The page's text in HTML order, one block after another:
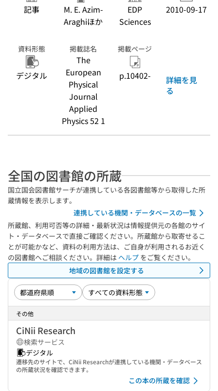
記事
M. E. Azim-
Araghiほか
EDP
Sciences
2010-09-17
資料形態
デジタル
掲載誌名
The
European
Physical
Journal
Applied
Physics 52 1
掲載ページ
p.10402-
詳細を見
る
全国の図書館の所蔵
国立国会図書館サーチが連携している各図書館等から取得した所
蔵情報を表示します。
連携している機関・データベースの一覧
所蔵館、利用可否等の詳細・最新状況は情報提供元の各館のサイ
ト・データベースで直接ご確認ください。所蔵館から取寄せるこ
とが可能かなど、資料の利用方法は、ご自身が利用されるお近く
の図書館へご相談ください。詳細は ヘルプ をご覧ください。
地域の図書館を設定する
その他
CiNii Research
検索サービス
デジタル
遷移先のサイトで、CiNii Researchが連携している機関・データベース
の所蔵状況を確認できます。
この本の所蔵を確認